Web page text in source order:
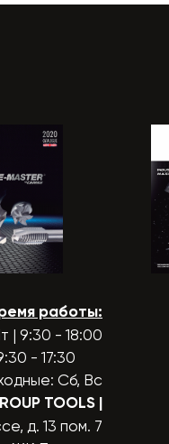
работы:
| 9:30 - 18:00
- 17:30
Сб, Вс
TOOLS |
д. 13 пом. 7